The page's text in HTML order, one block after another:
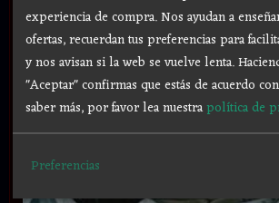
experiencia de compra. Nos ayudan a
ofertas, recuerdan tus preferencias para
y nos avisan si la web se vuelve lenta.
"Aceptar" confirmas que estás de acuerdo
saber más, por favor lea nuestrapolítica de
Preferencias